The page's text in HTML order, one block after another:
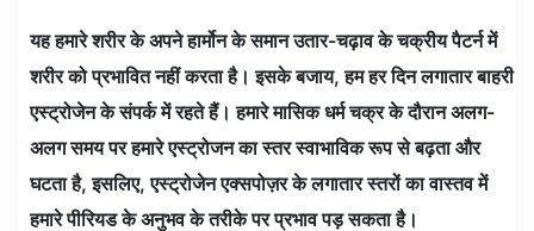
यह हमारे शरीर के अपने हार्मोन के समान उतार-चढ़ाव के चक्रीय पैटर्न में
शरीर को प्रभावित नहीं करता है। इसके बजाय, हम हर दिन लगातार बाहरी
एस्ट्रोजेन के संपर्क में रहते हैं। हमारे मासिक धर्म चक्र के दौरान अलग-
अलग समय पर हमारे एस्ट्रोजन का स्तर स्वाभाविक रूप से बढ़ता और
घटता है, इसलिए, एस्ट्रोजेन एक्सपोज़र के लगातार स्तरों का वास्तव में
हमारे पीरियड के अनुभव के तरीके पर प्रभाव पड़ सकता है।